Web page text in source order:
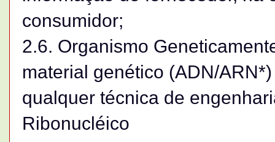
consumidor;
2.6. Organismo
material genético (ADN/
qualquer técnica de
Ribonucléico